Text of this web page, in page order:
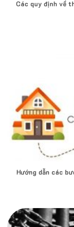
Các quy định về
Hướng dẫn các